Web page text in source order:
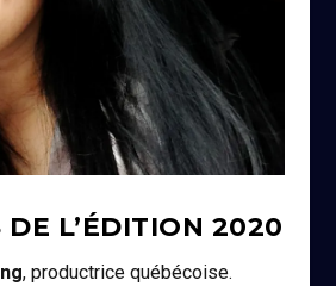
L’ÉDITION 2020
, productrice québécoise.